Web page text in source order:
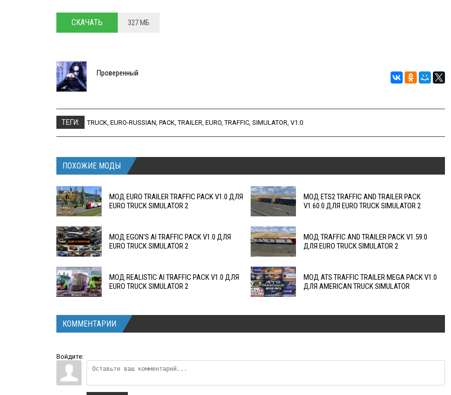
СКАЧАТЬ 327 МБ
Проверенный
ТЕГИ: TRUCK, EURO-RUSSIAN, PACK,TRAILER, EURO,TRAFFIC, SIMULATOR, V1.0
ПОХОЖИЕ МОДЫ
МОД EURO TRAILER TRAFFIC PACK V1.0 ДЛЯ
EURO TRUCK SIMULATOR 2
МОД ETS2 TRAFFIC AND TRAILER PACK
V1.60.0 ДЛЯ EURO TRUCK SIMULATOR 2
МОД EGON'S AI TRAFFIC PACK V1.0 ДЛЯ
EURO TRUCK SIMULATOR 2
МОД TRAFFIC AND TRAILER PACK V1.59.0
ДЛЯ EURO TRUCK SIMULATOR 2
МОД REALISTIC AI TRAFFIC PACK V1.0 ДЛЯ
EURO TRUCK SIMULATOR 2
МОД ATS TRAFFIC TRAILER MEGA PACK V1.0
ДЛЯ AMERICAN TRUCK SIMULATOR
КОММЕНТАРИИ
Войдите: